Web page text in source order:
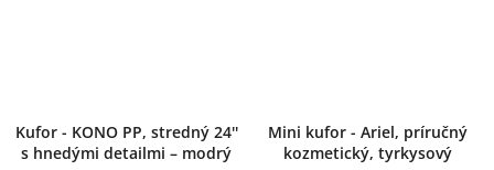
Kufor - KONO PP, stredný 24''
s hnedými detailmi – modrý
Mini kufor - Ariel, príručný
kozmetický, tyrkysový